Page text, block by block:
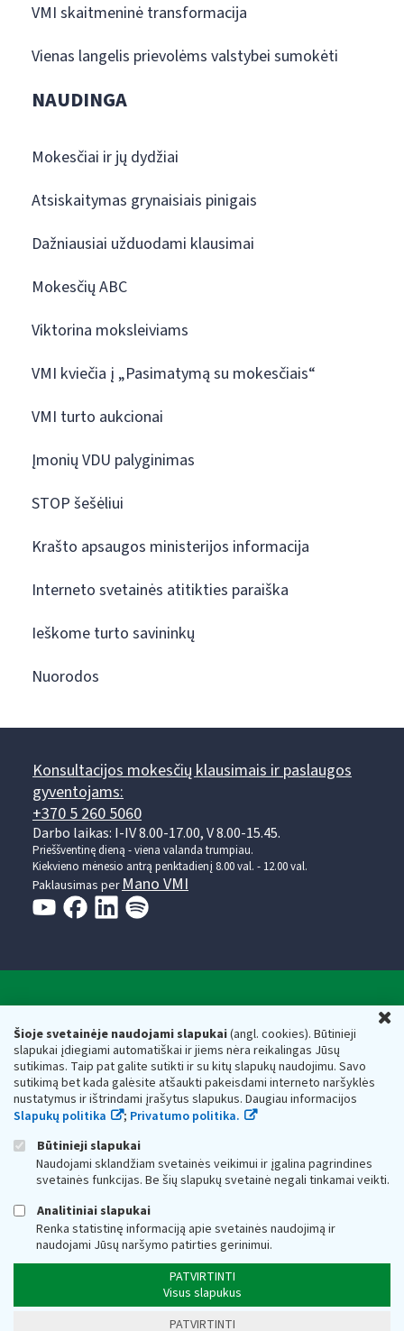
Šioje svetainėje naudojami slapukai(angl. cookies). Būtinieji
slapukai įdiegiami automatiškai ir jiems nėra reikalingas Jūsų
sutikimas. Taip pat galite sutikti ir su kitų slapukų naudojimu. Savo
sutikimą bet kada galėsite atšaukti pakeisdami interneto naršyklės
nustatymus ir ištrindami įrašytus slapukus. Daugiau informacijos
Slapukų politika
; Privatumo politika.
Būtinieji slapukai
Naudojami sklandžiam svetainės veikimui ir įgalina pagrindines
svetainės funkcijas. Be šių slapukų svetainė negali tinkamai veikti.
Analitiniai slapukai
Renka statistinę informaciją apie svetainės naudojimą ir
naudojami Jūsų naršymo patirties gerinimui.
PATVIRTINTI
Visus slapukus
PATVIRTINTI
VMI skaitmeninė transformacija
Vienas langelis prievolėms valstybei sumokėti
NAUDINGA
Mokesčiai ir jų dydžiai
Atsiskaitymas grynaisiais pinigais
Dažniausiai užduodami klausimai
Mokesčių ABC
Viktorina moksleiviams
VMI kviečia į „Pasimatymą su mokesčiais“
VMI turto aukcionai
Įmonių VDU palyginimas
STOP šešėliui
Krašto apsaugos ministerijos informacija
Interneto svetainės atitikties paraiška
Ieškome turto savininkų
Nuorodos
Konsultacijos mokesčių klausimais ir paslaugos
gyventojams:
+370 5 260 5060
Darbo laikas: I-IV 8.00-17.00, V 8.00-15.45.
Prieššventinę dieną - viena valanda trumpiau.
Kiekvieno mėnesio antrą penktadienį 8.00 val. - 12.00 val.
Paklausimas per Mano VMI
Respublikos finansų ministerijos
Biudžetinė įstaiga. Juridinio asmens kodas — 188659752,
adresas: Vasario 16-osios g. 14, 01107 Vilnius, Lietuva, el.paštas:
vmi@vmi.lt, E. pristatymo dėžutės adresas 188659752
Duomenys apie Valstybinę mokesčių inspekciją prie Lietuvos
Respublikos finansų ministerijos kaupiami ir saugomi Juridinių